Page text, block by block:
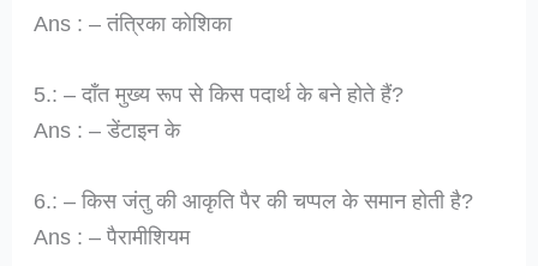
Ans : – तंत्रिका कोशिका
5.: – दाँत मुख्य रूप से किस पदार्थ के बने होते हैं?
Ans : – डेंटाइन के
6.: – किस जंतु की आकृति पैर की चप्पल के समान होती है?
Ans : – पैरामीशियम